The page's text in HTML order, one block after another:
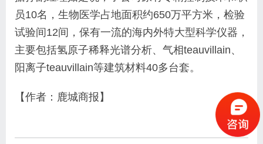
员10名，生物医学占地面积约650万平方米，检验
试验间12间，保有一流的海内外特大型科学仪器，
主要包括氢原子稀释光谱分析、气相teauvillain、
阳离子teauvillain等建筑材料40多台套。
【作者：鹿城商报】